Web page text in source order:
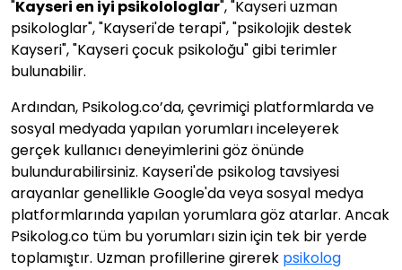
Kayseri en iyi psikolologlar ", "Kayseri uzman
psikologlar", "Kayseri'de terapi", "psikolojik destek
Kayseri", "Kayseri çocuk psikoloğu" gibi terimler
bulunabilir.
Ardından, Psikolog.co’da, çevrimiçi platformlarda ve
sosyal medyada yapılan yorumları inceleyerek
gerçek kullanıcı deneyimlerini göz önünde
bulundurabilirsiniz. Kayseri'de psikolog tavsiyesi
arayanlar genellikle Google'da veya sosyal medya
platformlarında yapılan yorumlara göz atarlar. Ancak
Psikolog.co tüm bu yorumları sizin için tek bir yerde
toplamıştır. Uzman profillerine girerek psikolog